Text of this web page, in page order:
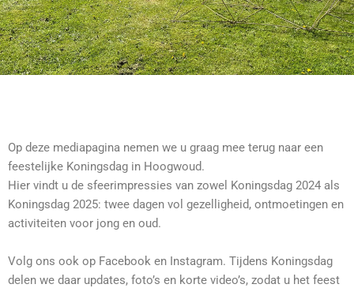
Op deze mediapagina nemen we u graag mee terug naar een
feestelijke Koningsdag in Hoogwoud.
Hier vindt u de sfeerimpressies van zowel Koningsdag 2024 als
Koningsdag 2025: twee dagen vol gezelligheid, ontmoetingen en
activiteiten voor jong en oud.
Volg ons ook op Facebook en Instagram. Tijdens Koningsdag
delen we daar updates, foto’s en korte video’s, zodat u het feest